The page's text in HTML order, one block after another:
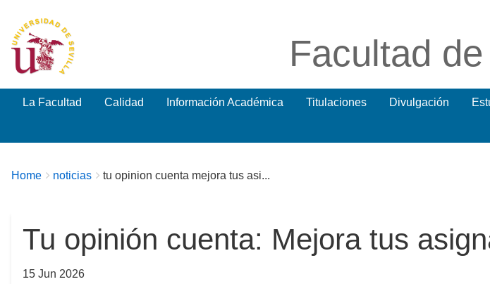
Facultad
La Facultad Calidad Información Académica Titulaciones Divulgación
Breadcrumbs
You
Home noticias tu opinion cuenta mejora tus asi...
Tu opinión cuenta: Mejora tus
15 Jun 2026